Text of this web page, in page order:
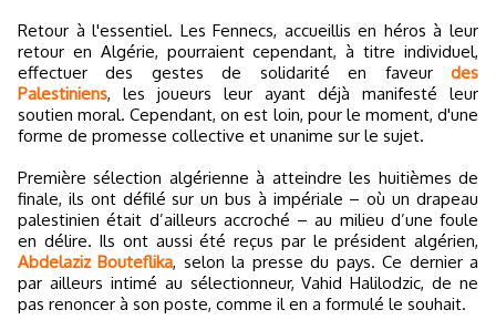
Retour à l'essentiel. Les Fennecs, accueillis en héros à leur
retour en Algérie, pourraient cependant, à titre individuel,
effectuer des gestes de solidarité en faveur des
Palestiniens, les joueurs leur ayant déjà manifesté leur
soutien moral. Cependant, on est loin, pour le moment, d'une
forme de promesse collective et unanime sur le sujet.
Première sélection algérienne à atteindre les huitièmes de
finale, ils ont défilé sur un bus à impériale – où un drapeau
palestinien était d’ailleurs accroché – au milieu d’une foule
en délire. Ils ont aussi été reçus par le président algérien,
Abdelaziz Bouteflika, selon la presse du pays. Ce dernier a
par ailleurs intimé au sélectionneur, Vahid Halilodzic, de ne
pas renoncer à son poste, comme il en a formulé le souhait.